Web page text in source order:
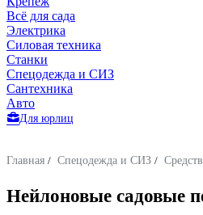
Всё для сада
Электрика
Силовая техника
Станки
Спецодежда и СИЗ
Сантехника
Авто
Для юрлиц
Главная / Спецодежда и СИЗ /
Нейлоновые садовые